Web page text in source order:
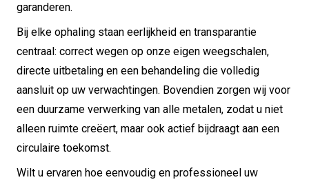
garanderen.
Bij elke ophaling staan eerlijkheid en transparantie
centraal: correct wegen op onze eigen weegschalen,
directe uitbetaling en een behandeling die volledig
aansluit op uw verwachtingen. Bovendien zorgen wij voor
een duurzame verwerking van alle metalen, zodat u niet
alleen ruimte creëert, maar ook actief bijdraagt aan een
circulaire toekomst.
Wilt u ervaren hoe eenvoudig en professioneel uw